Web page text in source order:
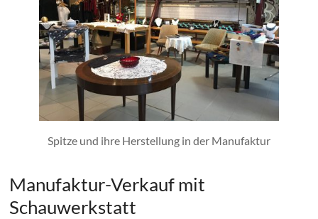
Spitze und ihre Herstellung in der Manufaktur
Manufaktur-Verkauf mit
Schauwerkstatt